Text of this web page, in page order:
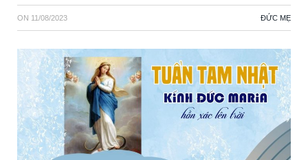
ON 11/08/2023 ĐỨC MẸ